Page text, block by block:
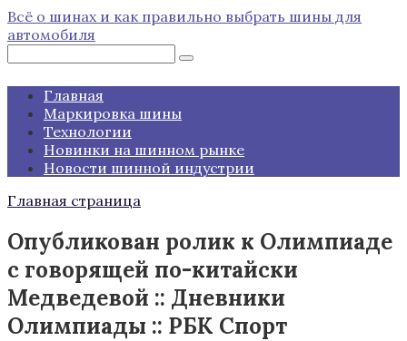
Перейти
к
Всё о шинах и как правильно выбрать шины для
автомобиля
Главная
Маркировка шины
Технологии
Новинки на шинном рынке
Новости шинной индустрии
Главная страница
Опубликован ролик к Олимпиаде
с говорящей по-китайски
Медведевой :: Дневники
Олимпиады :: РБК Спорт